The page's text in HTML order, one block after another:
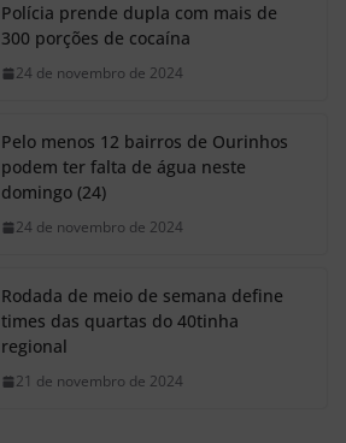
Polícia prende dupla com mais de
300 porções de cocaína
24 de novembro de 2024
Pelo menos 12 bairros de Ourinhos
podem ter falta de água neste
domingo (24)
24 de novembro de 2024
Rodada de meio de semana define
times das quartas do 40tinha
regional
21 de novembro de 2024